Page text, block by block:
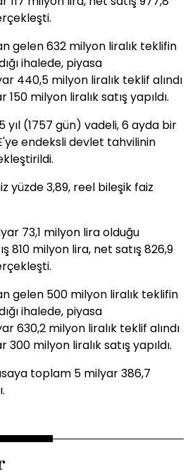
gelen 632 milyon liralık teklifin
ihalede, piyasa
440,5 milyon liralık teklif alındı
milyon liralık satış yapıldı.
yıl (1757 gün) vadeli, 6 ayda bir
endeksli devlet tahvilinin
yüzde 3,89, reel bileşik faiz
73,1 milyon lira olduğu
810 milyon lira, net satış 826,9
gelen 500 milyon liralık teklifin
ihalede, piyasa
630,2 milyon liralık teklif alındı
milyon liralık satış yapıldı.
toplam 5 milyar 386,7